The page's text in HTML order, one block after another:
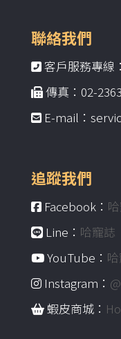
聯絡我們
客戶服務專線
傳真：02-
E-mail：
追蹤我們
Facebook：
Line： 哈寵誌
YouTube：
Instagram：
蝦皮商城：